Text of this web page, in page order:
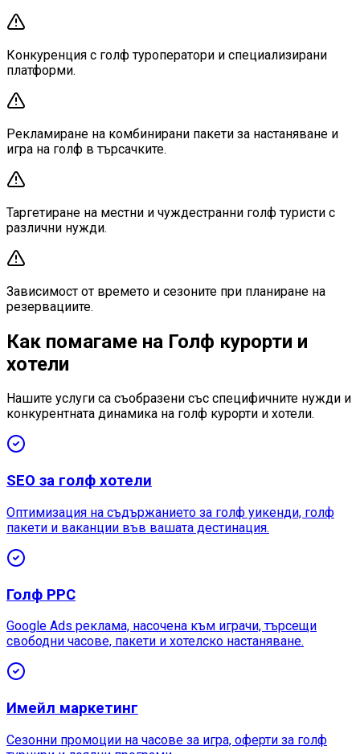
Конкуренция с голф туроператори и специализирани
платформи.
Рекламиране на комбинирани пакети за настаняване и
игра на голф в търсачките.
Таргетиране на местни и чуждестранни голф туристи с
различни нужди.
Зависимост от времето и сезоните при планиране на
резервациите.
Как помагаме на Голф курорти и
хотели
Нашите услуги са съобразени със специфичните нужди и
конкурентната динамика на голф курорти и хотели.
SEO за голф хотели
Оптимизация на съдържанието за голф уикенди, голф
пакети и ваканции във вашата дестинация.
Голф PPC
Google Ads реклама, насочена към играчи, търсещи
свободни часове, пакети и хотелско настаняване.
Имейл маркетинг
Сезонни промоции на часове за игра, оферти за голф